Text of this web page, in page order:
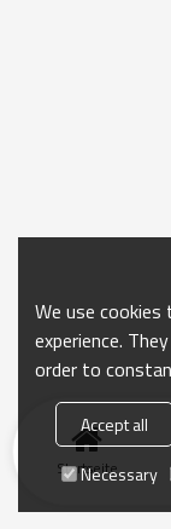
Startseite
We use
experience.
order to
Accept all
Necessary